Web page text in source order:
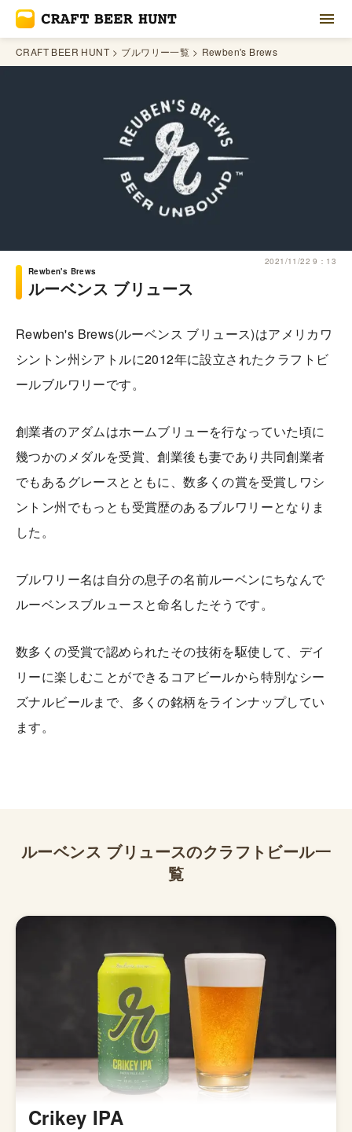
CRAFT BEER HUNT ブルワリー一覧 Rewben's Brews
2021/11/22 9：13
Rewben's Brews
ルーベンス ブリュース
Rewben's Brews(ルーベンス ブリュース)はアメリカワ
シントン州シアトルに2012年に設立されたクラフトビ
ールブルワリーです。
創業者のアダムはホームブリューを行なっていた頃に
幾つかのメダルを受賞、創業後も妻であり共同創業者
でもあるグレースとともに、数多くの賞を受賞しワシ
ントン州でもっとも受賞歴のあるブルワリーとなりま
した。
ブルワリー名は自分の息子の名前ルーベンにちなんで
ルーベンスブルュースと命名したそうです。
数多くの受賞で認められたその技術を駆使して、デイ
リーに楽しむことができるコアビールから特別なシー
ズナルビールまで、多くの銘柄をラインナップしてい
ます。
ルーベンス ブリュースのクラフトビール一
覧
Crikey IPA